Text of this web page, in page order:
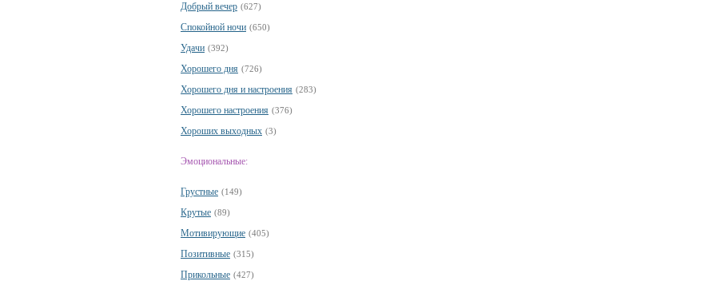
Добрый вечер (627)
Спокойной ночи (650)
Удачи (392)
Хорошего дня (726)
Хорошего дня и настроения (283)
Хорошего настроения (376)
Хороших выходных (3)
Эмоциональные:
Грустные (149)
Крутые (89)
Мотивирующие (405)
Позитивные (315)
Прикольные (427)